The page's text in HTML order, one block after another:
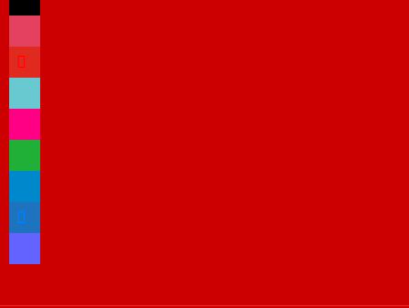
instagram
youtube
tiktok
flickr
whatsapp
telegram
bluesky
mastodon